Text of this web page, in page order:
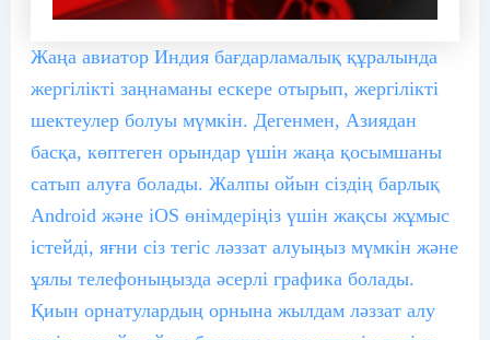
Жаңа авиатор Индия бағдарламалық құралында
жергілікті заңнаманы ескере отырып, жергілікті
шектеулер болуы мүмкін. Дегенмен, Азиядан
басқа, көптеген орындар үшін жаңа қосымшаны
сатып алуға болады. Жалпы ойын сіздің барлық
Android және iOS өнімдеріңіз үшін жақсы жұмыс
істейді, яғни сіз тегіс ләззат алуыңыз мүмкін және
ұялы телефоныңызда әсерлі графика болады.
Қиын орнатулардың орнына жылдам ләззат алу